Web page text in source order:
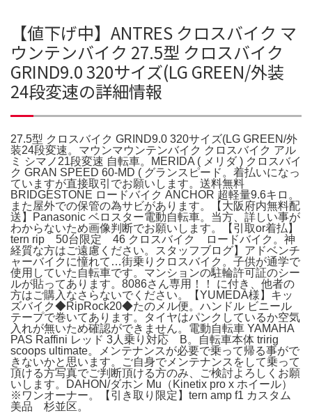
【値下げ中】ANTRES クロスバイク マ
ウンテンバイク 27.5型 クロスバイク
GRIND9.0 320サイズ(LG GREEN/外装
24段変速の詳細情報
27.5型 クロスバイク GRIND9.0 320サイズ(LG GREEN/外
装24段変速。マウンマウンテンバイク クロスバイク アル
ミ シマノ21段変速 自転車。MERIDA ( メリダ ) クロスバイ
ク GRAN SPEED 60-MD ( グランスピード。着払いになっ
ていますが直接取引でお願いします。送料無料
BRIDGESTONE ロードバイク ANCHOR 超軽量9.6キロ。
また屋外での保管の為サビがあります。【大阪府内無料配
送】Panasonic ベロスター電動自転車。当方、詳しい事が
わからないため画像判断でお願いします。【引取or着払】
tern rip 50台限定 46 クロスバイク ロードバイク。神
経質な方はご遠慮ください。スタッフブログ】アドベンチ
ャーバイクに憧れて…街乗りクロスバイク。子供が通学で
使用していた自転車です。マンションの駐輪許可証のシー
ルが貼ってあります。8086さん専用！！ に付き、他者の
方はご購入なさらないでください。【YUMEDA様】キッ
ズバイク◆RipRock20◆たのメル便。ハンドル ビニール
テープで巻いてあります。タイヤはパンクしているか空気
入れが無いため確認ができません。電動自転車 YAMAHA
PAS Raffini レッド 3人乗り対応 B。自転車本体 tririg
scoops ultimate。メンテナンスが必要で乗って帰る事がで
きないかと思います。ご自身でメンテナンスをして乗って
頂ける方写真でご判断頂ける方のみ、ご検討よろしくお願
いします。DAHON/ダホン Mu（Kinetix pro x ホイール）
※ワンオーナー。【引き取り限定】tern amp f1 カスタム
美品 杉並区。